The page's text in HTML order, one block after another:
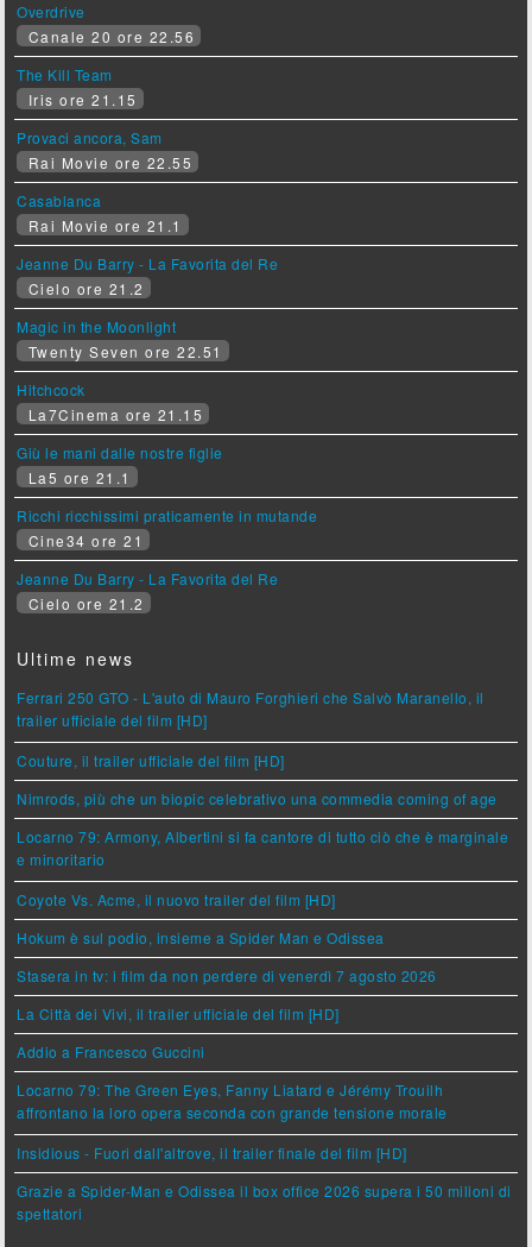
Overdrive
Canale 20 ore 22.56
The Kill Team
Iris ore 21.15
Provaci ancora, Sam
Rai Movie ore 22.55
Casablanca
Rai Movie ore 21.1
Jeanne Du Barry - La Favorita del Re
Cielo ore 21.2
Magic in the Moonlight
Twenty Seven ore 22.51
Hitchcock
La7Cinema ore 21.15
Giù le mani dalle nostre figlie
La5 ore 21.1
Ricchi ricchissimi praticamente in mutande
Cine34 ore 21
Jeanne Du Barry - La Favorita del Re
Cielo ore 21.2
Ultime news
Ferrari 250 GTO - L'auto di Mauro Forghieri che Salvò Maranello, il
trailer ufficiale del film [HD]
Couture, il trailer ufficiale del film [HD]
Nimrods, più che un biopic celebrativo una commedia coming of age
Locarno 79: Armony, Albertini si fa cantore di tutto ciò che è marginale
e minoritario
Coyote Vs. Acme, il nuovo trailer del film [HD]
Hokum è sul podio, insieme a Spider Man e Odissea
Stasera in tv: i film da non perdere di venerdì 7 agosto 2026
La Città dei Vivi, il trailer ufficiale del film [HD]
Addio a Francesco Guccini
Locarno 79: The Green Eyes, Fanny Liatard e Jérémy Trouilh
affrontano la loro opera seconda con grande tensione morale
Insidious - Fuori dall'altrove, il trailer finale del film [HD]
Grazie a Spider-Man e Odissea il box office 2026 supera i 50 milioni di
spettatori